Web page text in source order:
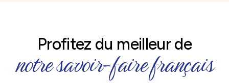
Profitez du meilleur de
notre savoir-faire français